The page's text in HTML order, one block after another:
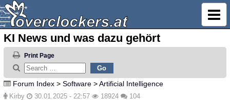
KI News und was dazu gehört
Print Page
Forum Index > Software >Artificial Intelligence
Kirby 30.01.2025 - 22:57 18924 104